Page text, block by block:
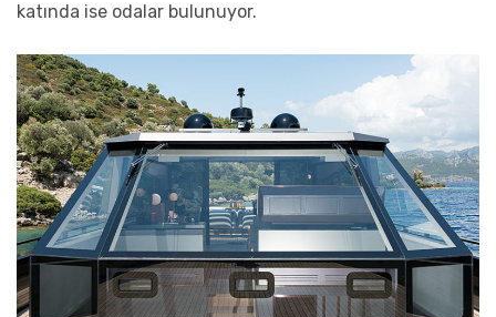
katında ise odalar bulunuyor.